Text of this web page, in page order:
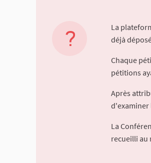
La
déjà
Chaque
pétitions
Après
d'examiner
La
recueilli au